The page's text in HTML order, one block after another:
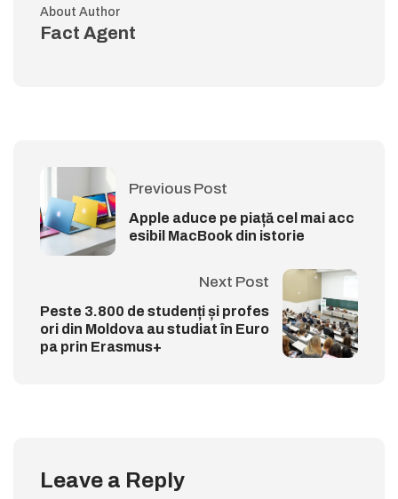
About Author
Fact Agent
Previous Post
Apple aduce pe piață cel mai acc
esibil MacBook din istorie
Next Post
Peste 3.800 de studenți și profes
ori din Moldova au studiat în Euro
pa prin Erasmus+
Leave a Reply